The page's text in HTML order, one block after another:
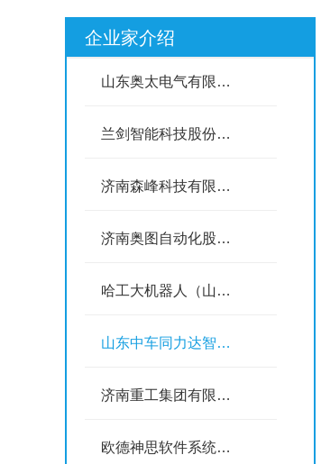
企业家介绍
山东奥太电气有限公司
兰剑智能科技股份有限公司
济南森峰科技有限公司
济南奥图自动化股份有限公司
哈工大机器人（山东）智能装备研究院
山东中车同力达智能机械有限公司
济南重工集团有限公司
欧德神思软件系统（北京）有限公司